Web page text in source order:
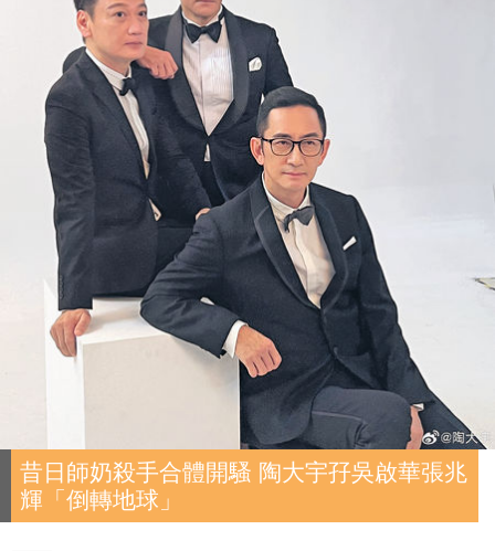
昔日師奶殺手合體開騷 陶大宇孖吳啟華張兆
輝「倒轉地球」